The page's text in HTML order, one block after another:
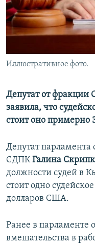
Иллюстративное фото.
Депутат от
заявила, что
стоит оно примерно
Депутат парламента
СДПКГалина
должности судей в
стоит одно
долларов США.
Ранее в парламенте
вмешательства в